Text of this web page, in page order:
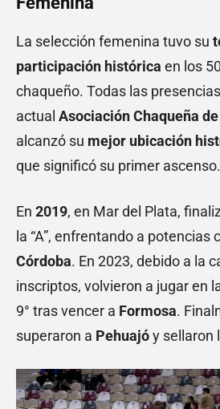
La selección femenina tuvo su
participación histórica en los
chaqueño. Todas las
actual Asociación Chaqueña de
alcanzó su mejor ubicación
que significó su primer ascenso.
En 2019, en Mar del Plata,
la “A”, enfrentando a potencias
Córdoba. En 2023, debido a la
inscriptos, volvieron a jugar en
9° tras vencer a Formosa.
superaron a Pehuajóy sellaron